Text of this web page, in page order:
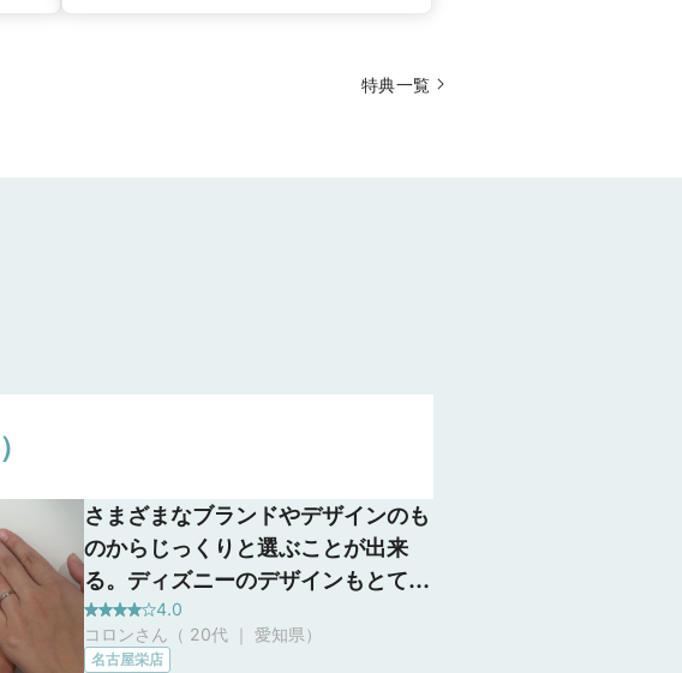
特典一覧
さまざまなブランドやデザインのも
のからじっくりと選ぶことが出来
る。ディズニーのデザインもとても
可愛いのでディズニー好きにはおす
すめ。良心的な価格のものもあった
4.0
コロンさん（ 20代 ｜ 愛知県）
名古屋栄店